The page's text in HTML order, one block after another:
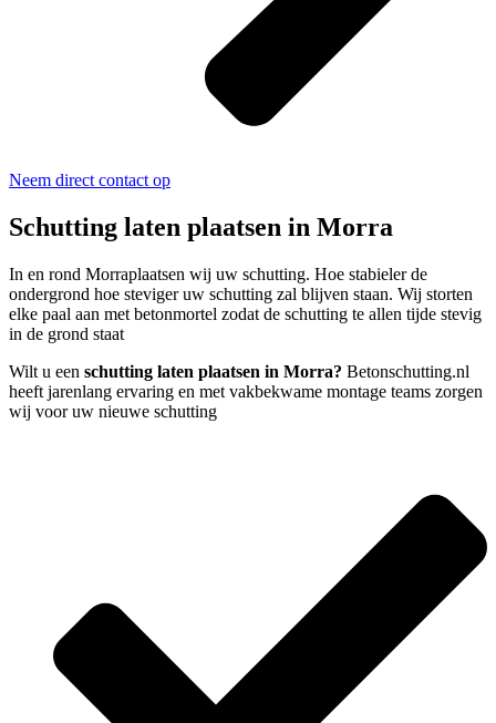
Neem direct contact op
Schutting laten plaatsen in Morra
In en rond Morraplaatsen wij uw schutting. Hoe stabieler de
ondergrond hoe steviger uw schutting zal blijven staan. Wij storten
elke paal aan met betonmortel zodat de schutting te allen tijde stevig
in de grond staat
Wilt u een schutting laten plaatsen in Morra? Betonschutting.nl
heeft jarenlang ervaring en met vakbekwame montage teams zorgen
wij voor uw nieuwe schutting